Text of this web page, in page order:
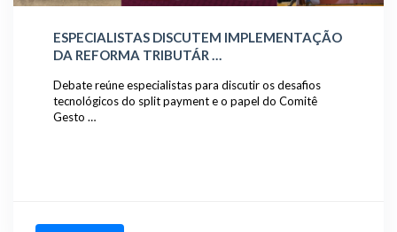
ESPECIALISTAS DISCUTEM IMPLEMENTAÇÃO
DA REFORMA TRIBUTÁR …
Debate reúne especialistas para discutir os desafios
tecnológicos do split payment e o papel do Comitê
Gesto …